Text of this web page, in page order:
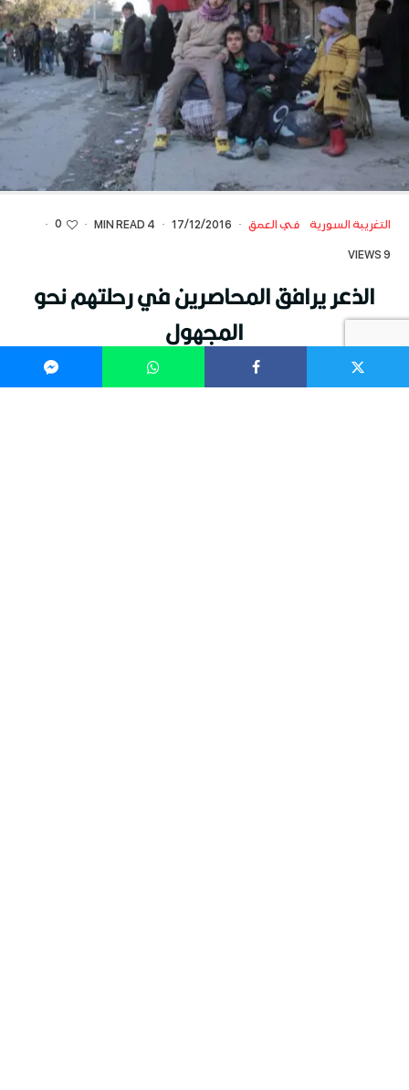
التغريبة السورية في العمق ·
17/12/2016
·
4 MIN READ
·
0
·
9 VIEWS
الذعر يرافق المحاصرين في رحلتهم نحو
المجهول
[dt_fancy_title title=”التغريبة السورية / تغريبة حلب /